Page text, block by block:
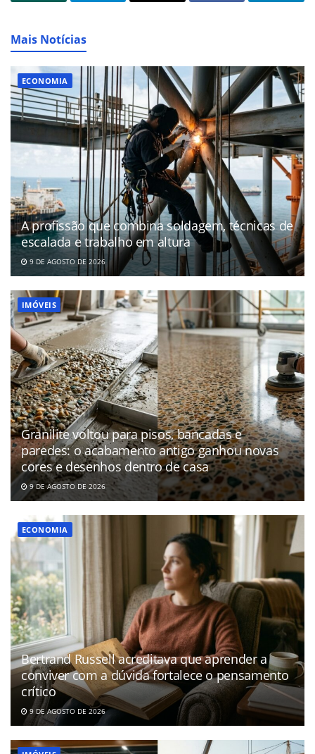
Mais Notícias
ECONOMIA
A profissão que combina soldagem, técnicas de
escalada e trabalho em altura
9 DE AGOSTO DE 2026
IMÓVEIS
Granilite voltou para pisos, bancadas e
paredes: o acabamento antigo ganhou novas
cores e desenhos dentro de casa
9 DE AGOSTO DE 2026
ECONOMIA
Bertrand Russell acreditava que aprender a
conviver com a dúvida fortalece o pensamento
crítico
9 DE AGOSTO DE 2026